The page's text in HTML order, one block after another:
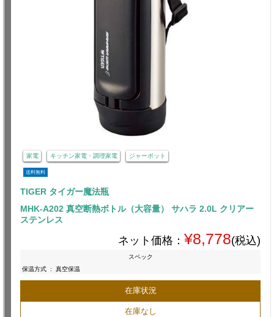
家電 キッチン家電・調理家電 ジャーポット
送料無料
TIGER タイガー魔法瓶
MHK-A202 真空断熱ボトル（大容量） サハラ 2.0L クリアー
ステンレス
ネット価格： ¥8,778(税込)
スペック
保温方式 : 真空保温
在庫状況
在庫なし